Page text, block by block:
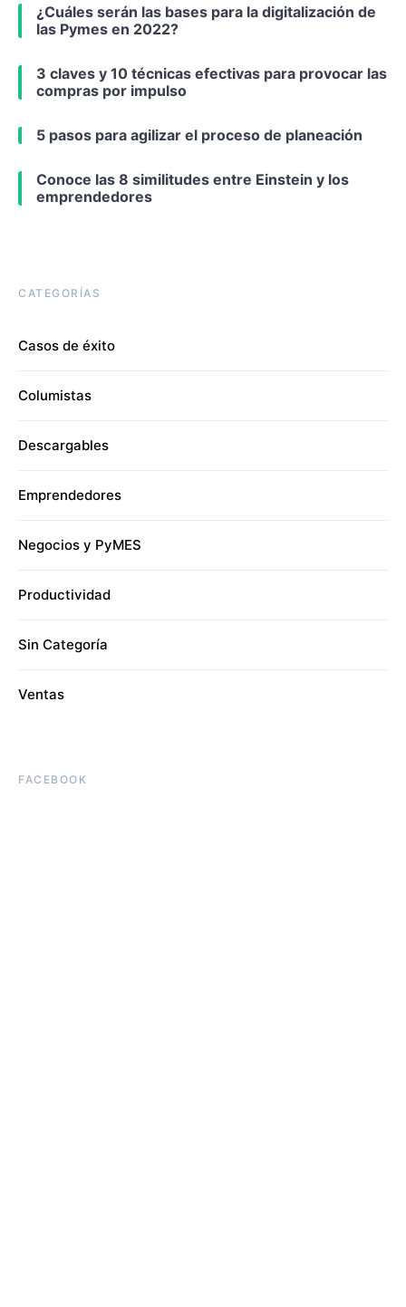
¿Cuáles serán las bases para la digitalización de
las Pymes en 2022?
3 claves y 10 técnicas efectivas para provocar las
compras por impulso
5 pasos para agilizar el proceso de planeación
Conoce las 8 similitudes entre Einstein y los
emprendedores
CATEGORÍAS
Casos de éxito
Columistas
Descargables
Emprendedores
Negocios y PyMES
Productividad
Sin Categoría
Ventas
FACEBOOK